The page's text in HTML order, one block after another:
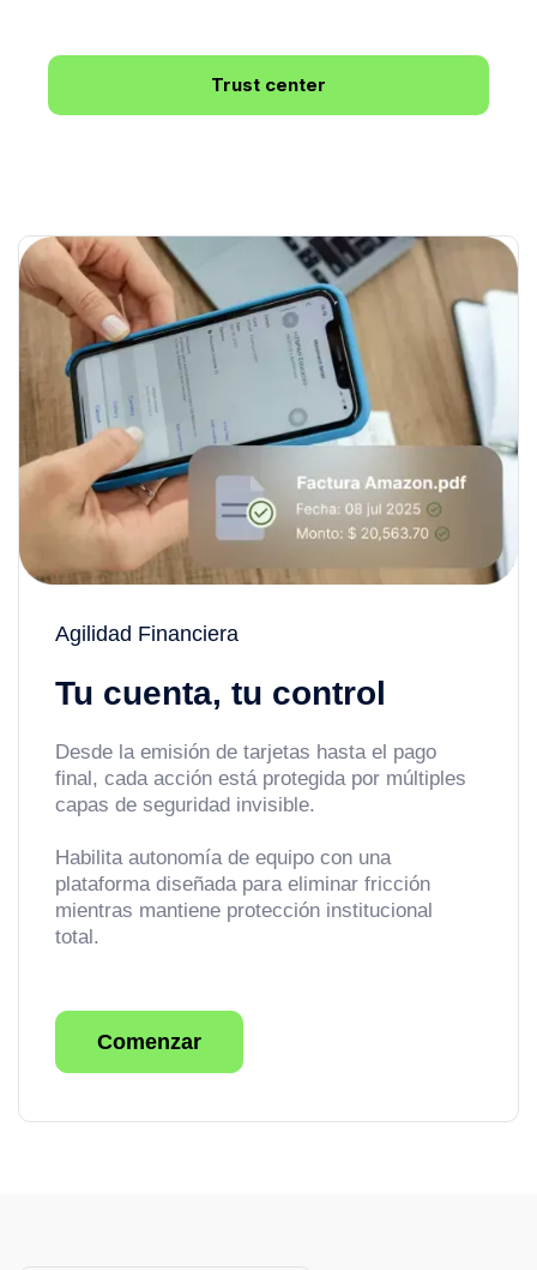
Trust center
Agilidad Financiera
Tu cuenta, tu control
Desde la emisión de tarjetas hasta el pago
final, cada acción está protegida por múltiples
capas de seguridad invisible.
Habilita autonomía de equipo con una
plataforma diseñada para eliminar fricción
mientras mantiene protección institucional
total.
Comenzar